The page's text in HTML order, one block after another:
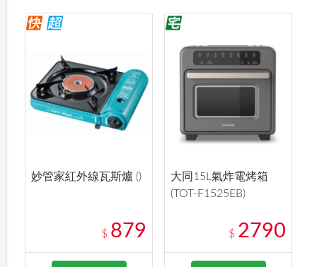
妙管家紅外線瓦斯爐 ()
$ 879
大同15L氣炸電烤箱
(TOT-F1525EB)
$ 2790